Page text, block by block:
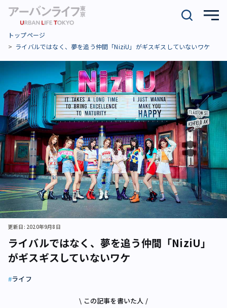
トップページ
ライバルではなく、夢を追う仲間「NiziU」がギスギスしていないワケ
ライバルではなく、夢を追う仲間「NiziU」
がギスギスしていないワケ
更新日: 2020年9月8日
ライフ
\ この記事を書いた人 /